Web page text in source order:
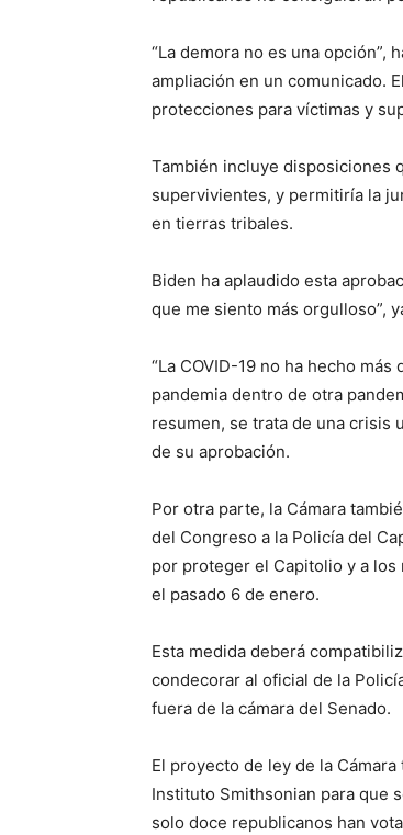
“La demora no es una opción”,
ampliación en un comunicado.
protecciones para víctimas y
También incluye disposiciones
supervivientes, y permitiría la
en tierras tribales.
Biden ha aplaudido esta
que me siento más orgulloso”,
“La COVID-19 no ha hecho
pandemia dentro de otra
resumen, se trata de una crisis
de su aprobación.
Por otra parte, la Cámara
del Congreso a la Policía del
por proteger el Capitolio y a
el pasado 6 de enero.
Esta medida deberá
condecorar al oficial de la
fuera de la cámara del Senado.
El proyecto de ley de la
Instituto Smithsonian para que
solo doce republicanos han